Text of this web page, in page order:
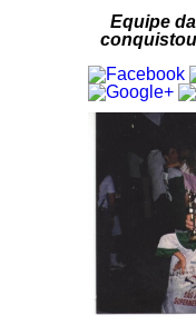
Equipe